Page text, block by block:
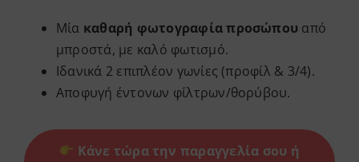
Μία καθαρή φωτογραφία προσώπου από
μπροστά, με καλό φωτισμό.
Ιδανικά 2 επιπλέον γωνίες (προφίλ & 3/4).
Αποφυγή έντονων φίλτρων/θορύβου.
Κάνε τώρα την παραγγελία σου ή